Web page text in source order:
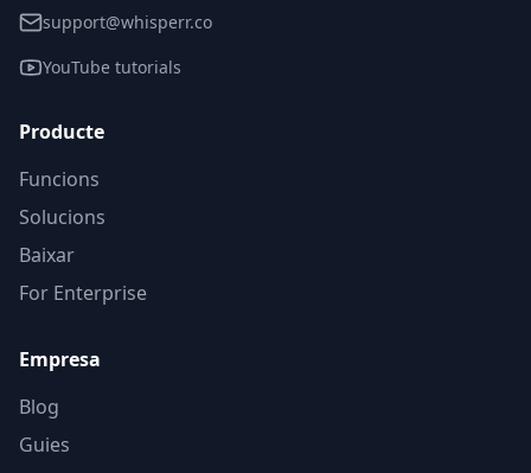
support@whisperr.co
YouTube tutorials
Producte
Funcions
Solucions
Baixar
For Enterprise
Empresa
Blog
Guies